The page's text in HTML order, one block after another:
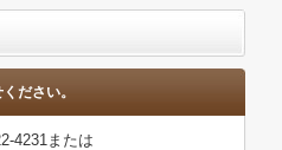
ださい。
4231または